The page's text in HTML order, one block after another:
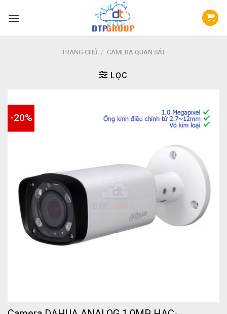
TRANG CHỦ / CAMERA QUAN SÁT
LỌC
-20%